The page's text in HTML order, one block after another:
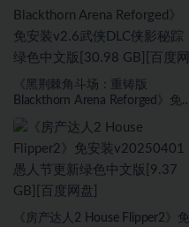
《黑荆棘角斗场：重铸版
Blackthorn Arena Reforged》免
文版[30.98 GB][百度网盘]
《房产达人2 House Flipper2》免